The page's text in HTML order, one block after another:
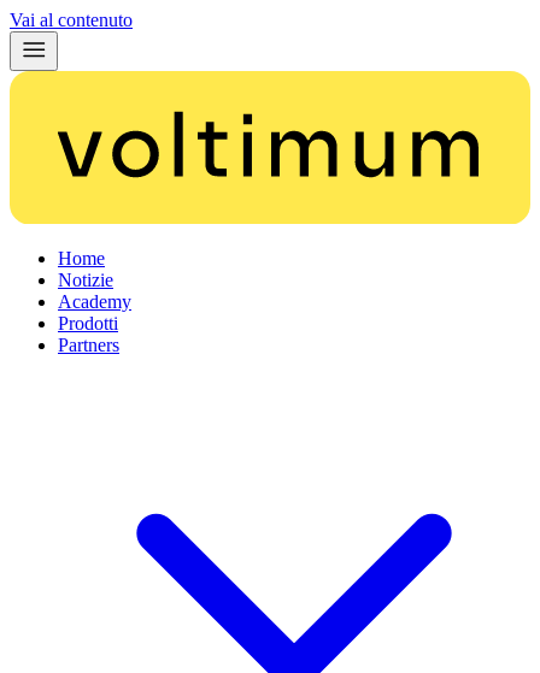
Vai al contenuto
Home
Notizie
Academy
Prodotti
Partners